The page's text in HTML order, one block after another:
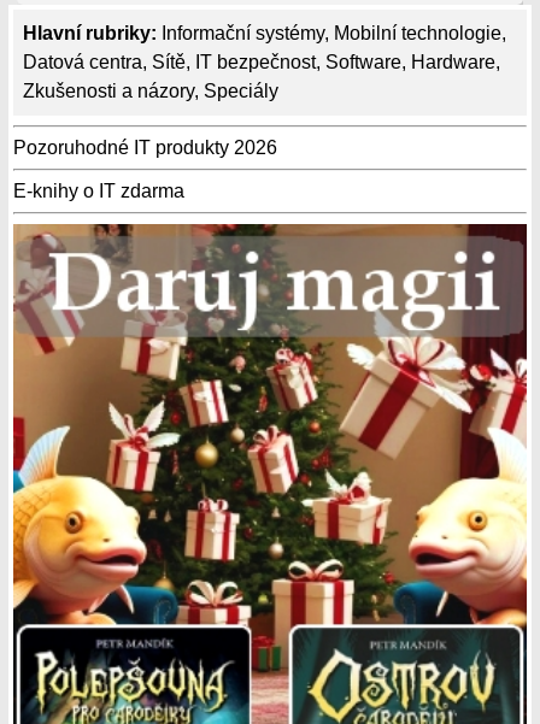
Hlavní rubriky: Informační systémy, Mobilní technologie,
Datová centra, Sítě, IT bezpečnost, Software, Hardware,
Zkušenosti a názory, Speciály
Pozoruhodné IT produkty 2026
E-knihy o IT zdarma